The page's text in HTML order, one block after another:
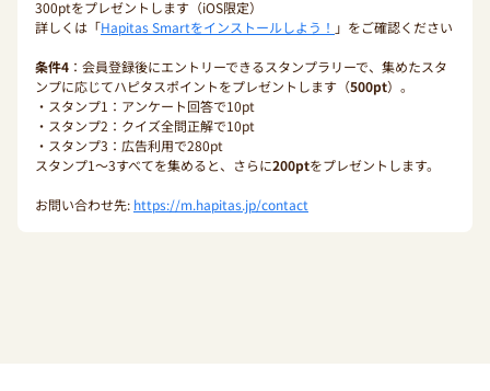
300ptをプレゼントします（iOS限定）
詳しくは「Hapitas Smartをインストールしよう！ 」をご確認ください
条件4 ：会員登録後にエントリーできるスタンプラリーで、集めたスタ
ンプに応じてハピタスポイントをプレゼントします（500pt）。
・スタンプ1：アンケート回答で10pt
・スタンプ2：クイズ全問正解で10pt
・スタンプ3：広告利用で280pt
スタンプ1〜3すべてを集めると、さらに200ptをプレゼントします。
お問い合わせ先: https://m.hapitas.jp/contact